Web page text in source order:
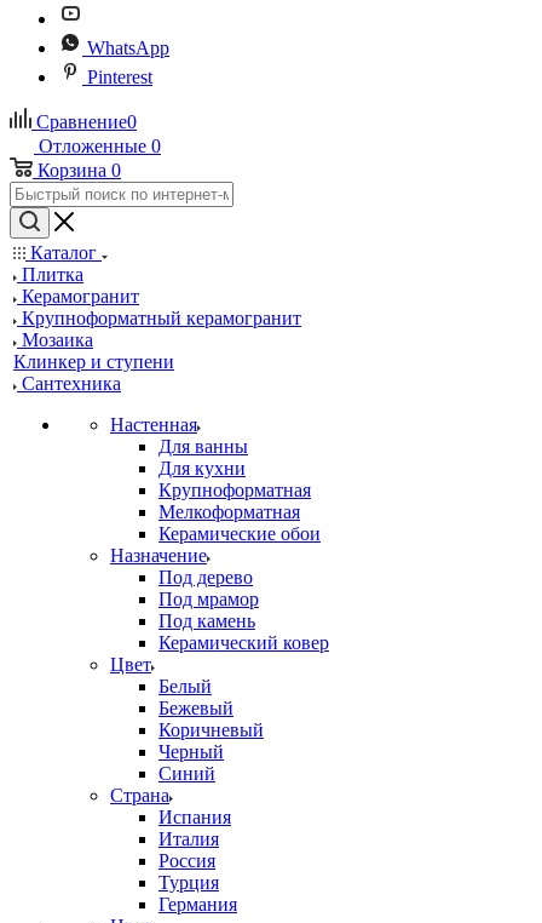
WhatsApp
Pinterest
Сравнение0
Отложенные 0
Корзина 0
Каталог
Плитка
Керамогранит
Крупноформатный керамогранит
Мозаика
Клинкер и ступени
Сантехника
Настенная
Для ванны
Для кухни
Крупноформатная
Мелкоформатная
Керамические обои
Назначение
Под дерево
Под мрамор
Под камень
Керамический ковер
Цвет
Белый
Бежевый
Коричневый
Черный
Синий
Страна
Испания
Италия
Россия
Турция
Германия